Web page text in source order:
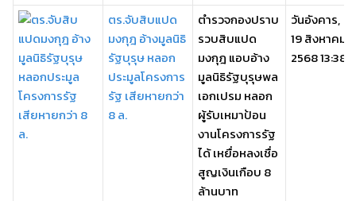
ตร.จับสิบแปด
มงกุฎ อ้างมูลนิธิ
รัฐบุรุษ หลอก
ประมูลโครงการ
รัฐ เสียหายกว่า
8 ล.
ตำรวจกองปราบ
รวบสิบแปด
มงกุฎ แอบอ้าง
มูลนิธิรัฐบุรุษพล
เอกเปรม หลอก
ผู้รับเหมาป้อน
งานโครงการรัฐ
ได้ เหยื่อหลงเชื่อ
สูญเงินเกือบ 8
ล้านบาท
วันอังคาร,
19 สิงหาคม
2568 13:38